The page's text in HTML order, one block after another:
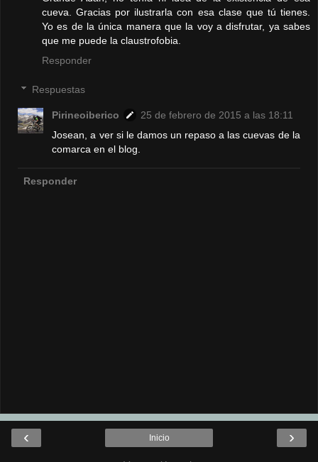
cueva. Gracias por ilustrarla con esa clase que tú tienes.
Yo es de la única manera que la voy a disfrutar, ya sabes
que me puede la claustrofobia.
Responder
Respuestas
Pirineoiberico
25 de febrero de 2015 a las 18:11
Josean, a ver si le damos un repaso a las cuevas de la
comarca en el blog.
Responder
‹ ›
Inicio